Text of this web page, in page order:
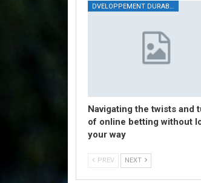
DVELOPPEMENT DURABLE
Navigating the twists and
of online betting without
your way
PREV NEXT